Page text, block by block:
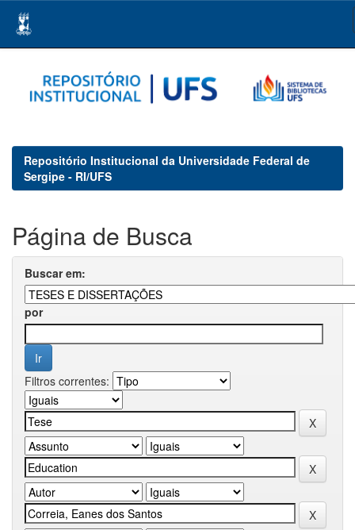
navigation
Repositório Institucional da Universidade Federal de
Sergipe - RI/UFS
Página de Busca
Buscar em:
por
Filtros correntes: